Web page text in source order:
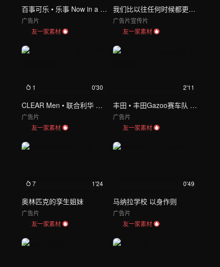
百事可乐 • 乐事 Now in a Solo Pack
广告片
友一家素材
我们比以往任何时候都更渴望和平
广告片宣传片
友一家素材
1 0'30
CLEAR Men • 联合利华 透明洗发水
广告片
友一家素材
2'11
丰田 • 丰田Gazoo赛车队 金属变形
广告片
友一家素材
7 1'24
奥林匹克的孪生姐妹
广告片
友一家素材
0'49
马纳拉学校 以身作则
广告片
友一家素材